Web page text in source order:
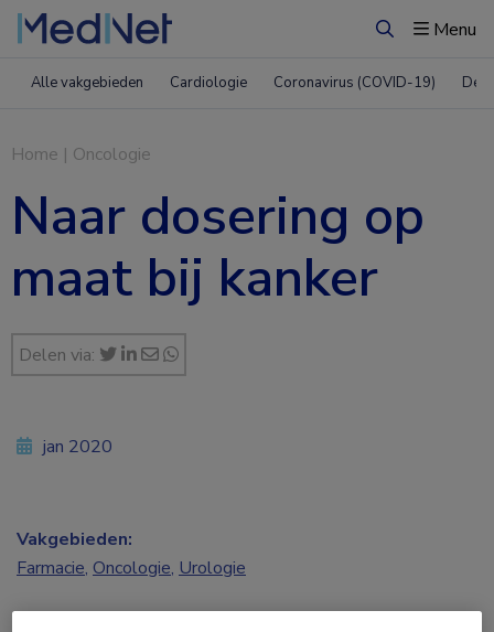
ZoekenMenu
Alle vakgebieden Cardiologie Coronavirus (COVID-19)
Home | Oncologie
Naar dosering op
maat bij kanker
Delen via:
jan 2020
Vakgebieden:
Farmacie, Oncologie, Urologie